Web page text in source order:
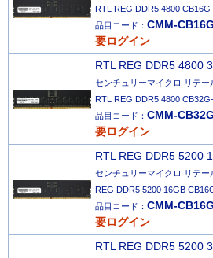
RTL REG DDR5 4800
品目コード： CMM-
要ログイン
RTL REG DDR5 4800
センチュリーマイクロ リテ
RTL REG DDR5 4800
品目コード： CMM-
要ログイン
RTL REG DDR5 5200
センチュリーマイクロ リテー
REG DDR5 5200 16GB
品目コード： CMM-
要ログイン
RTL REG DDR5 5200